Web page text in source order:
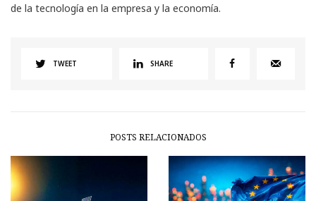
de la tecnología en la empresa y la economía.
TWEET SHARE
POSTS RELACIONADOS